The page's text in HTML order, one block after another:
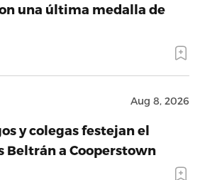
una última medalla de
Aug 8, 2026
y colegas festejan el
Beltrán a Cooperstown